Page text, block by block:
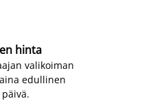
hinta
valikoiman
edullinen